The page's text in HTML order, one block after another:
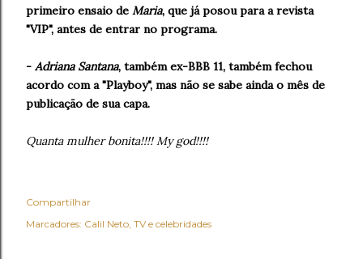
primeiro ensaio de Maria, que já posou para a revista
"VIP", antes de entrar no programa.
- Adriana Santana, também ex-BBB 11, também fechou
acordo com a "Playboy", mas não se sabe ainda o mês de
publicação de sua capa.
Quanta mulher bonita!!!! My god!!!!
Compartilhar
Marcadores: Calil Neto TV e celebridades